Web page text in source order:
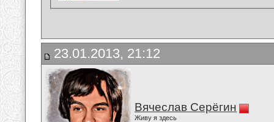
23.01.2013, 21:12
Вячеслав Серёгин
Живу я здесь